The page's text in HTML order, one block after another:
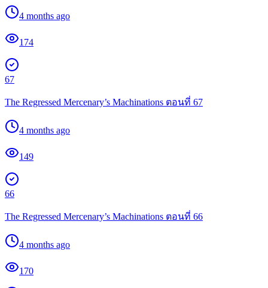
4 months ago
174
67
The Regressed Mercenary’s Machinations ตอนที่ 67
4 months ago
149
66
The Regressed Mercenary’s Machinations ตอนที่ 66
4 months ago
170